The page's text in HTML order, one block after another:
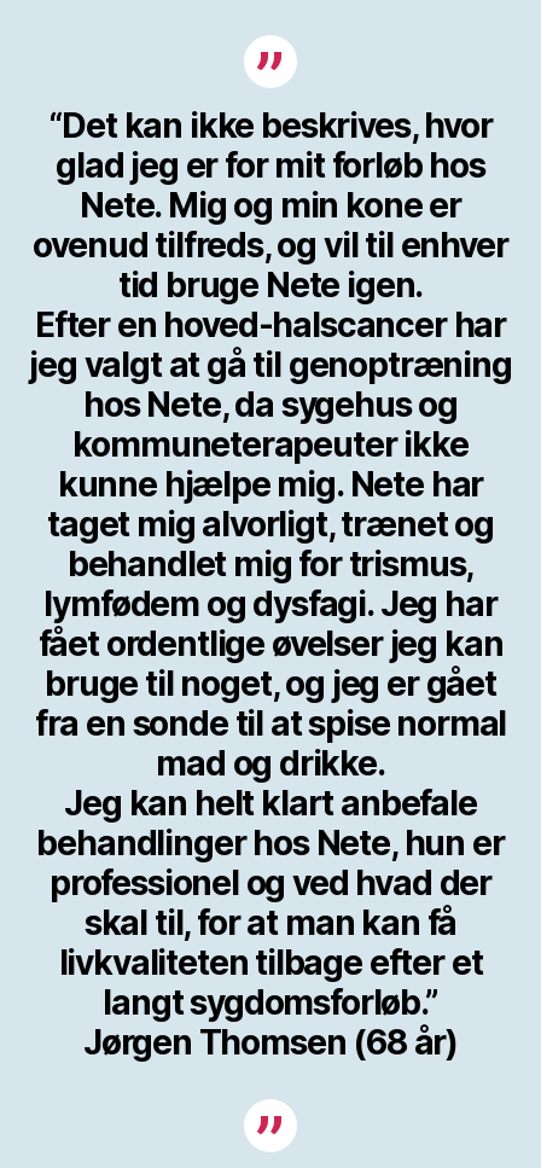
“Det kan ikke beskrives, hvor
glad jeg er for mit forløb hos
Nete. Mig og min kone er
ovenud tilfreds, og vil til enhver
tid bruge Nete igen.
Efter en hoved-halscancer har
jeg valgt at gå til genoptræning
hos Nete, da sygehus og
kommuneterapeuter ikke
kunne hjælpe mig. Nete har
taget mig alvorligt, trænet og
behandlet mig for trismus,
lymfødem og dysfagi. Jeg har
fået ordentlige øvelser jeg kan
bruge til noget, og jeg er gået
fra en sonde til at spise normal
mad og drikke.
Jeg kan helt klart anbefale
behandlinger hos Nete, hun er
professionel og ved hvad der
skal til, for at man kan få
livkvaliteten tilbage efter et
langt sygdomsforløb.”
Jørgen Thomsen (68 år)